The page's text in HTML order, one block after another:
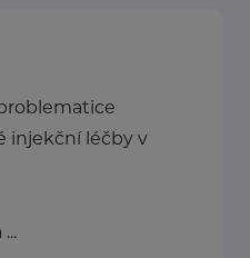
injekční léčby v